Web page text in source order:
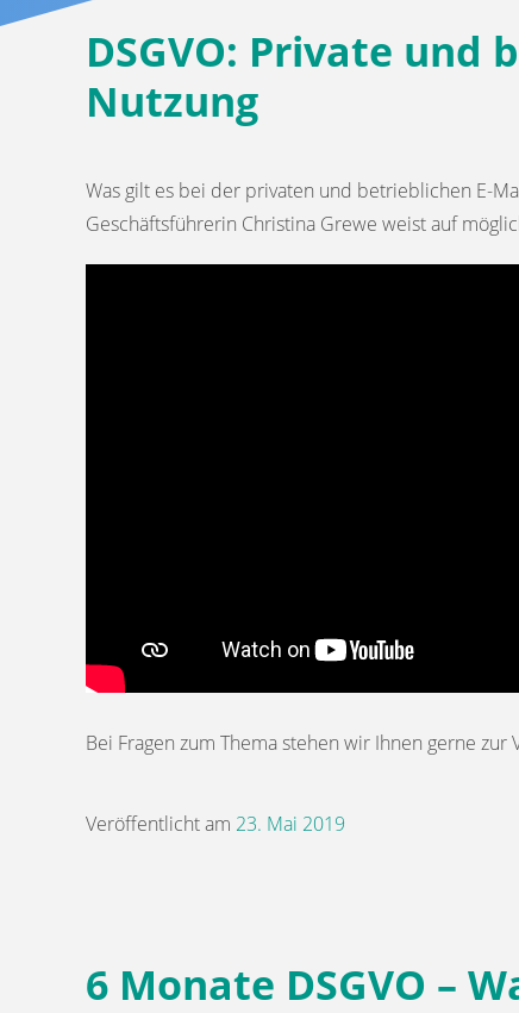
DSGVO: Private und
Nutzung
Was gilt es bei der privaten und betrieblichen E-
Geschäftsführerin Christina Grewe weist auf
Bei Fragen zum Thema stehen wir Ihnen gerne zur
Veröffentlicht am 23. Mai 2019
6 Monate DSGVO –